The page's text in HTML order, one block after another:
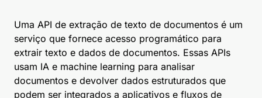
Uma API de extração de texto de documentos é um
serviço que fornece acesso programático para
extrair texto e dados de documentos. Essas APIs
usam IA e machine learning para analisar
documentos e devolver dados estruturados que
podem ser integrados a aplicativos e fluxos de